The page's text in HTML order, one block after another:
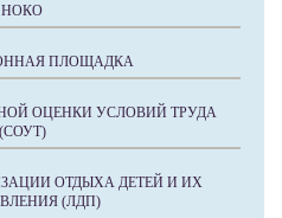
НОКО
ПЛОЩАДКА
ОЦЕНКИ УСЛОВИЙ ТРУДА
(СОУТ)
ОТДЫХА ДЕТЕЙ И ИХ
(ЛДП)